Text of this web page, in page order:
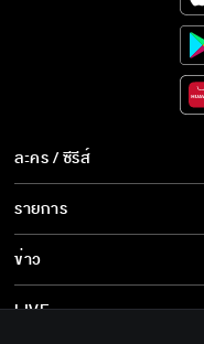
ถ้
ส
ห
ละคร / ซีรีส์
ละคร/ซีรีส์
ซีรีส์นานาชาติ
การ์ตูน & เกม
รายการ
รายการทั้งหมด
ข่าว
ข่าวทั้งหมด
LIVE